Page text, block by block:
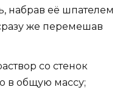
набрав её шпателем
же перемешав
со стенок
в общую массу;